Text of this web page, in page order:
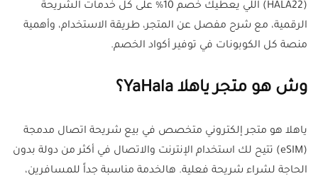
(HALA22) اللي يعطيك خصم 10% على كل خدمات الشريحة
الرقمية، مع شرح مفصل عن المتجر، طريقة الاستخدام، وأهمية
منصة كل الكوبونات في توفير أكواد الخصم.
وش هو متجر ياهلا YaHala؟
ياهلا هو متجر إلكتروني متخصص في بيع شريحة اتصال مدمجة
(eSIM) تتيح لك استخدام الإنترنت والاتصال في أكثر من دولة بدون
الحاجة لشراء شريحة فعلية. هالخدمة مناسبة جداً للمسافرين،